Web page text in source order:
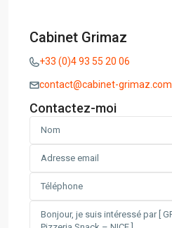
Cabinet Grimaz
+33 (0)4 93 55 20 06
contact@cabinet-grimaz.com
Contactez-moi